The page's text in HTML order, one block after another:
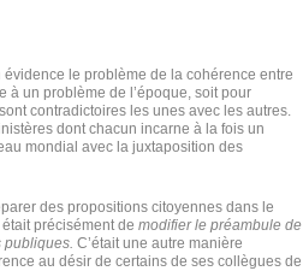
le problème de la cohérence entre
un problème de l’époque, soit pour
contradictoires les unes avec les autres.
dont chacun incarne à la fois un
mondial avec la juxtaposition des
des propositions citoyennes dans le
précisément de modifier le préambule de
publiques. C’était une autre manière
au désir de certains de ses collègues de